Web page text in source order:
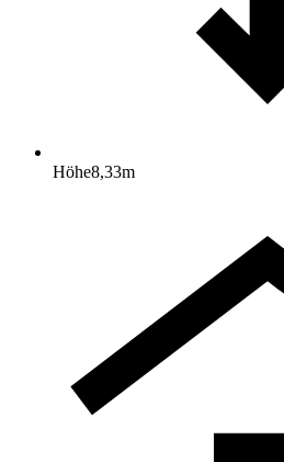
Höhe8,33m